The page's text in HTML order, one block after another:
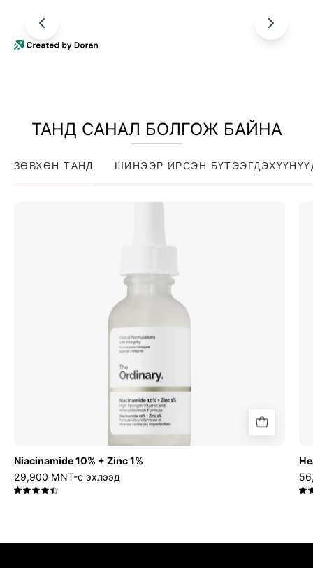
ТАНД САНАЛ БОЛГОЖ БАЙНА
ЗӨВХӨН ТАНД ШИНЭЭР ИРСЭН
Niacinamide 10% + Zinc 1%
29,900 MNT-с эхлээд